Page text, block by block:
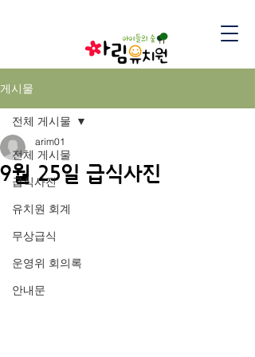
게시물
전체 게시물
급식사진
유치원 회계
무상급식
운영위 회의록
안내문
전체 게시물
9월 25일 급식사진
arim01